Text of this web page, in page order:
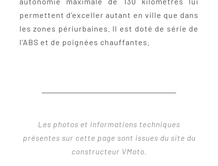
permettent d’exceller autant en ville que dans
les zones périurbaines. Il est doté de série de
l’ABS et de poignées chauffantes.
Les photos et informations techniques
présentes sur cette page sont issues du site du
constructeur VMoto.